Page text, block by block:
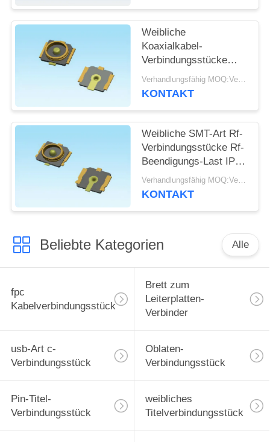
Weibliche
Koaxialkabel-
Verbindungsstücke
DCs 6GHz SMD IPEX
anwendbare Frequenz
Verhandlungsfähig MOQ:Verhandelbar
KONTAKT
Weibliche SMT-Art Rf-
Verbindungsstücke Rf-
Beendigungs-Last IPX-
hoher Leistung für
WiFi-Router
Verhandlungsfähig MOQ:Verhandelbar
KONTAKT
Beliebte Kategorien Alle
fpc
Kabelverbindungsstück
Brett zum
Leiterplatten-
Verbinder
usb-Art c-
Verbindungsstück
Oblaten-
Verbindungsstück
Pin-Titel-
Verbindungsstück
weibliches
Titelverbindungsstück